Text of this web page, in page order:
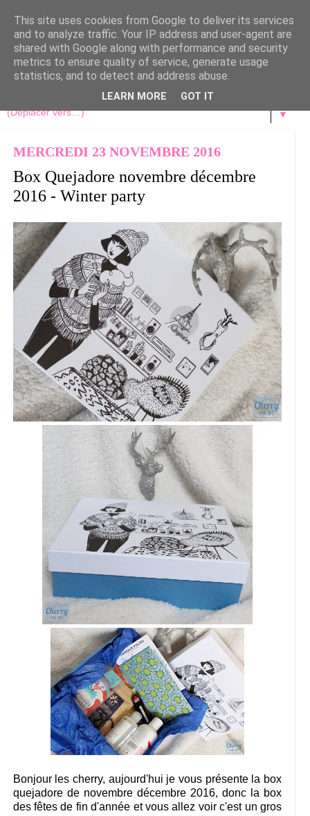
▼
MERCREDI 23 NOVEMBRE 2016
Box Quejadore novembre décembre
2016 - Winter party
Bonjour les cherry, aujourd'hui je vous présente la box
quejadore de novembre décembre 2016, donc la box
des fêtes de fin d'année et vous allez voir c'est un gros
This site uses cookies from Google to deliver its services
and to analyze traffic. Your IP address and user-agent are
shared with Google along with performance and security
metrics to ensure quality of service, generate usage
statistics, and to detect and address abuse.
LEARN MORE GOT IT